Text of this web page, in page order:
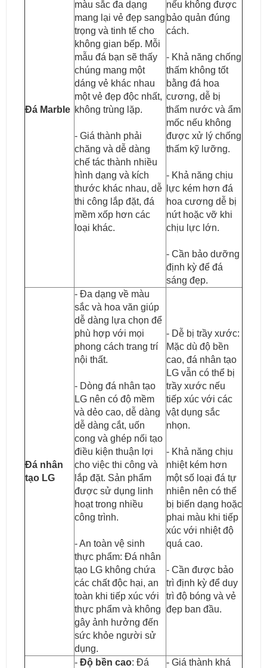
Đá Marble
màu sắc đa dạng
mang lại vẻ đẹp sang
trọng và tinh tế cho
không gian bếp. Mỗi
mẫu đá bạn sẽ thấy
chúng mang một
dáng vẻ khác nhau
một vẻ đẹp độc nhất,
không trùng lặp.
- Giá thành phải
chăng và dễ dàng
chế tác thành nhiều
hình dạng và kích
thước khác nhau, dễ
thi công lắp đặt, đá
mềm xốp hơn các
loại khác.
nếu không được
bảo quản đúng
cách.
- Khả năng chống
thấm không tốt
bằng đá hoa
cương, dễ bị
thấm nước và ẩm
mốc nếu không
được xử lý chống
thấm kỹ lưỡng.
- Khả năng chịu
lực kém hơn đá
hoa cương dễ bị
nứt hoặc vỡ khi
chịu lực lớn.
- Cần bảo dưỡng
định kỳ để đá
sáng đẹp.
Đá nhân
tạo LG
- Đa dạng về màu
sắc và hoa văn giúp
dễ dàng lựa chọn để
phù hợp với mọi
phong cách trang trí
nội thất.
- Dòng đá nhân tạo
LG nên có độ mềm
và dẻo cao, dễ dàng
dễ dàng cắt, uốn
cong và ghép nối tạo
điều kiện thuận lợi
cho việc thi công và
lắp đặt. Sản phẩm
được sử dụng linh
hoạt trong nhiều
công trình.
- An toàn vệ sinh
thực phẩm: Đá nhân
tạo LG không chứa
các chất độc hại, an
toàn khi tiếp xúc với
thực phẩm và không
gây ảnh hưởng đến
sức khỏe người sử
dụng.
- Dễ bị trầy xước:
Mặc dù độ bền
cao, đá nhân tạo
LG vẫn có thể bị
trầy xước nếu
tiếp xúc với các
vật dụng sắc
nhọn.
- Khả năng chịu
nhiệt kém hơn
một số loại đá tự
nhiên nên có thể
bị biến dạng hoặc
phai màu khi tiếp
xúc với nhiệt độ
quá cao.
- Cần được bảo
trì định kỳ để duy
trì độ bóng và vẻ
đẹp ban đầu.
- Độ bền cao: Đá
- Giá thành khá